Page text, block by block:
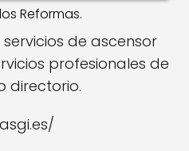
Reformas.
servicios de ascensor
profesionales de
directorio.